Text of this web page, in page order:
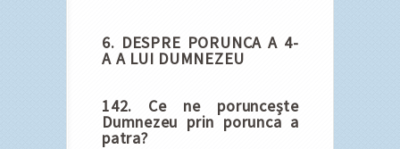
6. DESPRE PORUNCA A 4-
A A LUI DUMNEZEU
142. Ce ne poruncește
Dumnezeu prin porunca a
patra?